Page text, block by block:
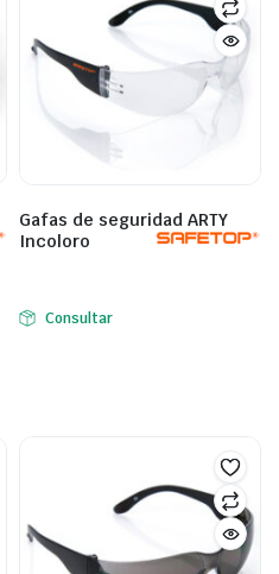
Gafas de seguridad ARTY
Incoloro
Consultar